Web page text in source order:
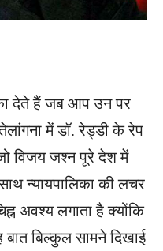
देते हैं जब आप उन पर
में डॉ. रेड्डी के रेप
विजय जश्न पूरे देश में
न्यायपालिका की लचर
अवश्य लगाता है क्योंकि
बिल्कुल सामने दिखाई